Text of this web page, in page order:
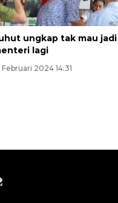
ungkap tak mau jadi
lagi
Februari 2024 14:31